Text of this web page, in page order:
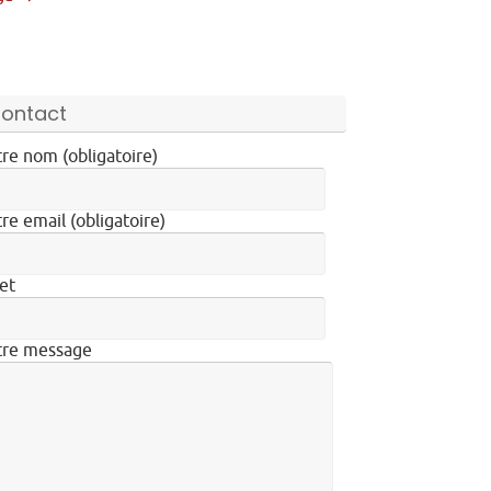
nom (obligatoire)
email (obligatoire)
message